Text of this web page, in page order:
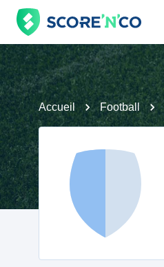
Accueil Football